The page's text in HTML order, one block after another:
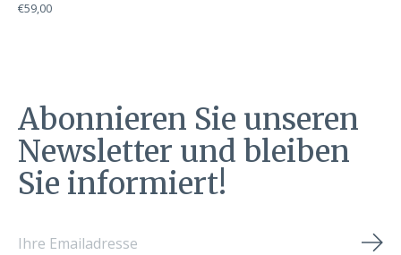
€59,00
Abonnieren Sie unseren
Newsletter und bleiben
Sie informiert!